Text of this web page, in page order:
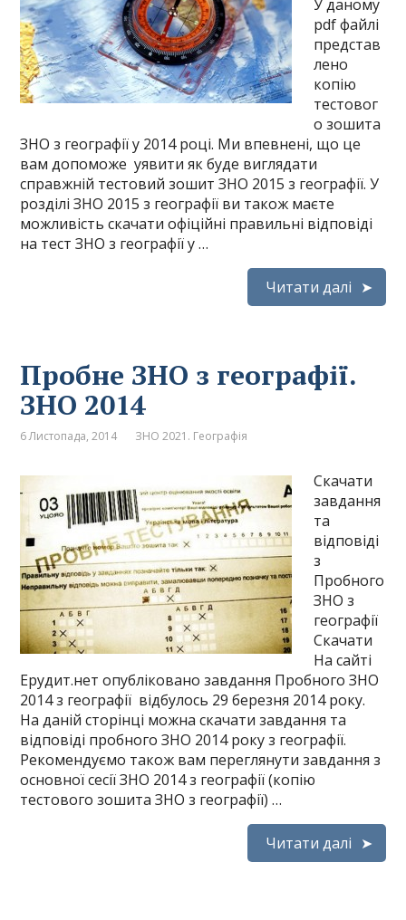
У даному
pdf файлі
представ
лено
копію
тестовог
о зошита
ЗНО з географії у 2014 році. Ми впевнені, що це
вам допоможе уявити як буде виглядати
справжній тестовий зошит ЗНО 2015 з географії. У
розділі ЗНО 2015 з географії ви також маєте
можливість скачати офіційні правильні відповіді
на тест ЗНО з географії у …
Читати далі
Пробне ЗНО з географії.
ЗНО 2014
6 Листопада, 2014 ЗНО 2021. Географія
Скачати
завдання
та
відповіді
з
Пробного
ЗНО з
географії
Скачати
На сайті
Ерудит.нет опубліковано завдання Пробного ЗНО
2014 з географії відбулось 29 березня 2014 року.
На даній сторінці можна скачати завдання та
відповіді пробного ЗНО 2014 року з географії.
Рекомендуємо також вам переглянути завдання з
основної сесії ЗНО 2014 з географії (копію
тестового зошита ЗНО з географії) …
Читати далі